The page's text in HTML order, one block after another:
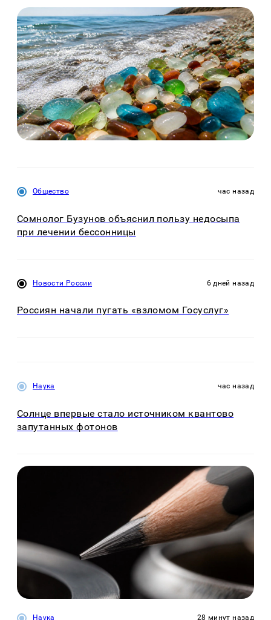
Общество час назад
Сомнолог Бузунов объяснил пользу недосыпа
при лечении бессонницы
Новости России 6 дней назад
Россиян начали пугать «взломом Госуслуг»
Наука час назад
Солнце впервые стало источником квантово
запутанных фотонов
Наука 28 минут назад